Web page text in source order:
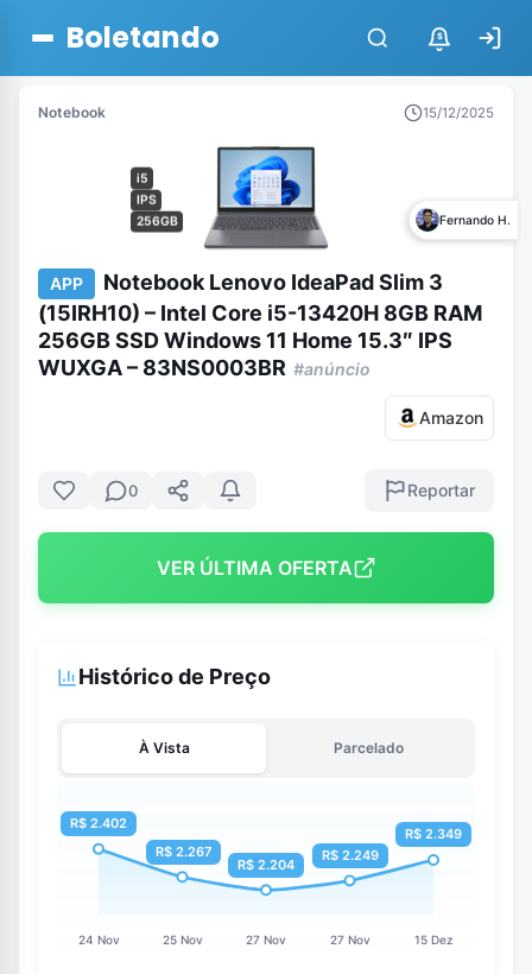
Boletando $
Notebook 15/12/2025
i5
IPS
256GB
Fernando H.
APP
Notebook Lenovo IdeaPad Slim 3
(15IRH10) – Intel Core i5-13420H 8GB RAM
256GB SSD Windows 11 Home 15.3″ IPS
WUXGA – 83NS0003BR #anúncio
Amazon
0 Reportar
VER ÚLTIMA OFERTA
Histórico de Preço
À Vista Parcelado